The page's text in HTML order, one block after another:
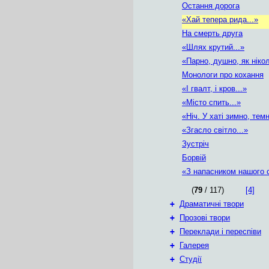
Остання дорога
«Хай тепера рида...»
На смерть друга
«Шлях крутий...»
«Парно, душно, як
Монологи про кохання
«І гвалт, і кров...»
«Місто спить...»
«Ніч. У хаті зимно,
«Згасло світло...»
Зустріч
Борвій
«З напасником нашого
(79 / 117)
[4]
+ Драматичні твори
+
Прозові твори
+
Переклади і переспіви
+
Галерея
+ Студії